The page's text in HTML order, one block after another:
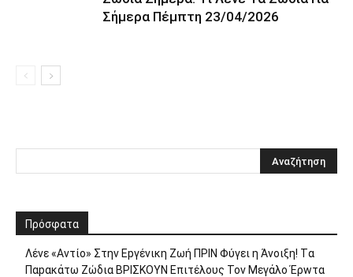
Σήμερα Πέμπτη 23/04/2026
Πρόσφατα
Λέvε «Αvτίο» Στην Εpγέvικη Ζωή ΠΡΙΝ Φύγει η Άvοιξη! Tα
Παpακάτω Ζώδια ΒΡΙΣΚOYN Επιτέλους Τον Mεγάλο Έρwτα